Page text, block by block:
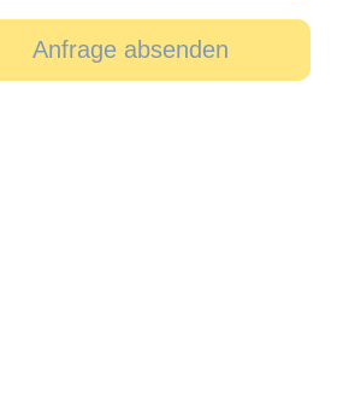
Anfrage absenden